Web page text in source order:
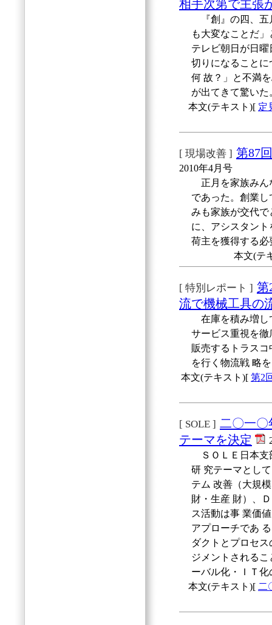
相手次第で主張
『創』の四、五
も大変なことだ
テレビ朝日が日
切りになること
何 故？」と不満
が出てきて驚い
本文(テキスト)[ 定
[ 現場改善 ] 第87
2010年4月号
正月を家族みん
であった。創業
みも家族が交代
に、アシスタン
荷主を獲得する必
本文(テ
[ 特別レポート ] 第
流で機械工具の
在庫を積み増し
サービス重視を
販売するトラス
を行く物流戦 略
本文(テキスト)[ 第2
[ SOLE ] 二〇一〇
テーマを決定
ＳＯＬＥ日本支
研 究テーマとし
テム 改善（大規
財・生産 財）、
ス活動は事 業価
アプローチであ
ダクトとプロセ
ジメントされる
ーバル化・ＩＴ
本文(テキスト)[ 二